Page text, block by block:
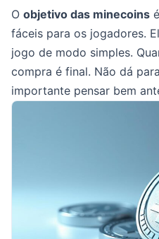
O objetivo das minecoins
fáceis para os jogadores.
jogo de modo simples.
compra é final. Não dá
importante pensar bem